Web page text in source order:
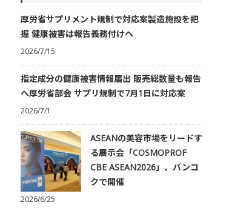
厚労省サプリメント規制で対応案製造施設を把
握 健康被害は報告義務付けへ
2026/7/15
指定成分の健康被害情報届出 販売総数量も報告
へ厚労省部会 サプリ規制で7月1日に対応案
2026/7/1
ASEANの美容市場をリードす
る展示会「COSMOPROF
CBE ASEAN2026」、バンコ
クで開催
2026/6/25